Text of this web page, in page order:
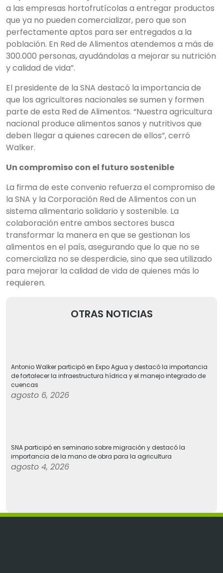
a las empresas hortofrutícolas a entregar productos
que ya no pueden comercializar, pero que son
perfectamente aptos para ser entregados a la
población. En Red de Alimentos atendemos a más de
300.000 personas, ayudándolas a mejorar su nutrición
y calidad de vida”.
El presidente de la SNA destacó la importancia de
que los agricultores nacionales se sumen y formen
parte de esta Red de Alimentos. “Nuestra agricultura
nacional produce alimentos sanos y nutritivos que
deben llegar a quienes carecen de ellos”, cerró
Walker.
Un compromiso con el futuro sostenible
La firma de este convenio refuerza el compromiso de
la SNA y la Corporación Red de Alimentos con un
sistema alimentario solidario y sostenible. La
colaboración entre ambos sectores busca
transformar la manera en que se gestionan los
alimentos en el país, asegurando que lo que no se
comercializa no se desperdicie, sino que sea utilizado
para mejorar la calidad de vida de quienes más lo
requieren.
OTRAS NOTICIAS
Antonio Walker participó en Expo Agua y destacó la importancia
de fortalecer la infraestructura hídrica y el manejo integrado de
cuencas
agosto 6, 2026
SNA participó en seminario sobre migración y destacó la
importancia de la mano de obra para la agricultura
agosto 4, 2026